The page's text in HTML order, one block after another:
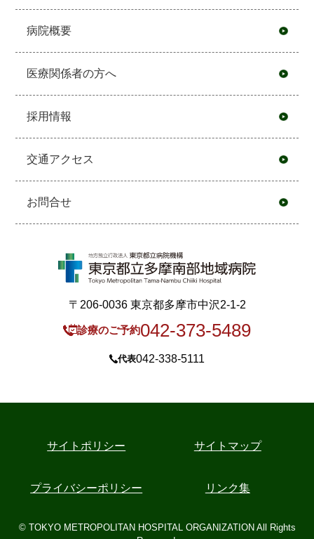
病院概要
医療関係者の方へ
採用情報
交通アクセス
お問合せ
〒206-0036 東京都多摩市中沢2-1-2
診療のご予約042-373-5489
代表042-338-5111
サイトポリシー サイトマップ
プライバシーポリシー リンク集
© TOKYO METROPOLITAN HOSPITAL ORGANIZATION All Rights